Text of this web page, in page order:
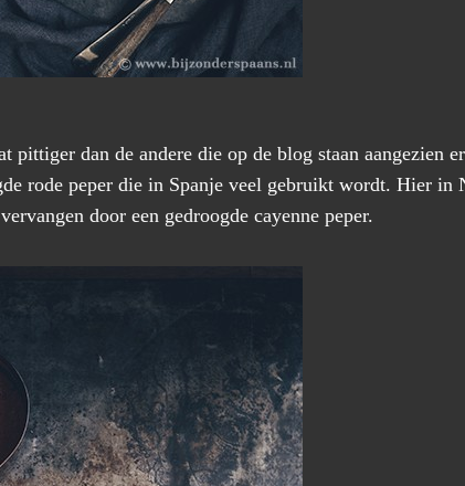
pittiger dan de andere die op de blog staan aangezien
rode peper die in Spanje veel gebruikt wordt. Hier in
door een gedroogde cayenne peper.